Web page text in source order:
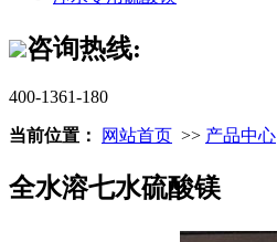
咨询热线:
400-1361-180
当前位置： 网站首页 >> 产品中心
全水溶七水硫酸镁